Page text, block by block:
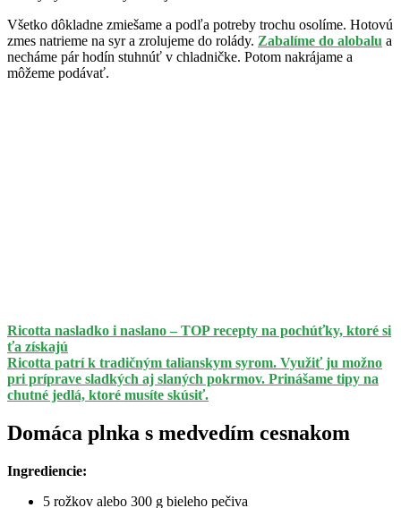
Všetko dôkladne zmiešame a podľa potreby trochu osolíme. Hotovú
zmes natrieme na syr a zrolujeme do rolády. Zabalíme do alobalu a
necháme pár hodín stuhnúť v chladničke. Potom nakrájame a
môžeme podávať.
Ricotta nasladko i naslano – TOP recepty na pochúťky, ktoré si
ťa získajú
Ricotta patrí k tradičným talianskym syrom. Využiť ju možno
pri príprave sladkých aj slaných pokrmov. Prinášame tipy na
chutné jedlá, ktoré musíte skúsiť.
Domáca plnka s medvedím cesnakom
Ingrediencie:
5 rožkov alebo 300 g bieleho pečiva